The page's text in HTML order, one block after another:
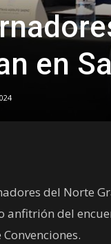
en
del Norte
anfitrión del